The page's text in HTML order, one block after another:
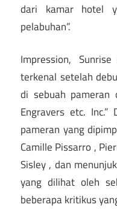
dari kamar hotel
pelabuhan”.
Impression,
terkenal setelah
di sebuah pameran
Engravers etc.
pameran yang
Camille Pissarro ,
Sisley , dan
yang dilihat oleh
beberapa kritikus